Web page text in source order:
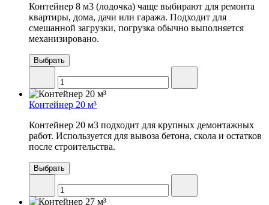
Контейнер 8 м3 (лодочка) чаще выбирают для ремонта
квартиры, дома, дачи или гаража. Подходит для
смешанной загрузки, погрузка обычно выполняется
механизировано.
Выбрать
Контейнер 20 м³
Контейнер 20 м3 подходит для крупных демонтажных
работ. Используется для вывоза бетона, скола и остатков
после строительства.
Выбрать